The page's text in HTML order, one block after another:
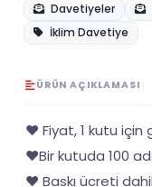
Davetiyeler
İklim Davetiye
ÜRÜN AÇIKLAMASI
❤️ Fiyat, 1 kutu için
❤️Bir kutuda 100
❤️ Baskı ücreti